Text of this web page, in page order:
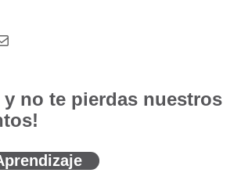
electrónico
no te pierdas nuestros